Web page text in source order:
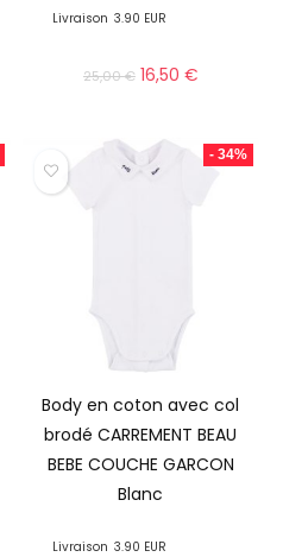
Livraison 3.90 EUR
25,00€ 16,50 €
- 34%
Body en coton avec col
brodé CARREMENT BEAU
BEBE COUCHE GARCON
Blanc
Livraison 3.90 EUR